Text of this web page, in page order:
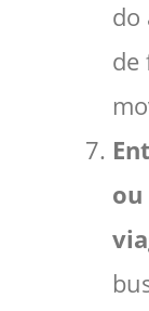
do
de
ou